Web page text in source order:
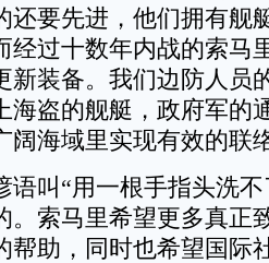
还要先进，他们拥有舰
经过十数年内战的索马
新装备。我们边防人员
海盗的舰艇，政府军的
阔海域里实现有效的联
叫“用一根手指头洗不
。索马里希望更多真正
帮助，同时也希望国际